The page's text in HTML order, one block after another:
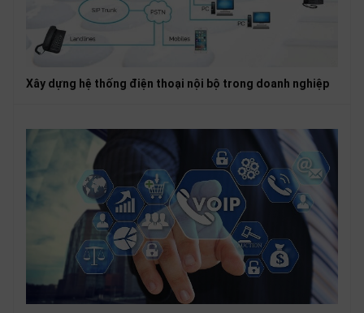
Xây dựng hệ thống điện thoại nội bộ trong doanh nghiệp